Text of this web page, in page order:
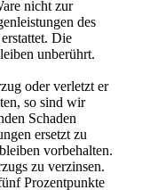
nicht zur
des
Die
unberührt.
oder verletzt er
so sind wir
Schaden
ersetzt zu
vorbehalten.
zu verzinsen.
Prozentpunkte